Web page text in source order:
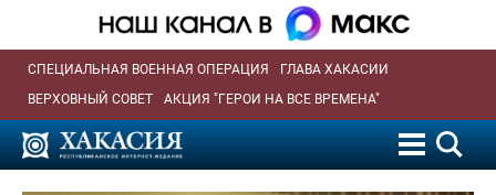
СПЕЦИАЛЬНАЯ ВОЕННАЯ ОПЕРАЦИЯ
ГЛАВА ХАКАСИИ
ВЕРХОВНЫЙ СОВЕТ
АКЦИЯ "ГЕРОИ НА ВСЕ ВРЕМЕНА"